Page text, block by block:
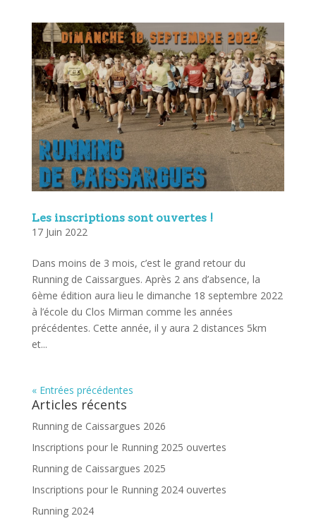
Les inscriptions sont ouvertes !
17 Juin 2022
Dans moins de 3 mois, c’est le grand retour du
Running de Caissargues. Après 2 ans d’absence, la
6ème édition aura lieu le dimanche 18 septembre 2022
à l’école du Clos Mirman comme les années
précédentes. Cette année, il y aura 2 distances 5km
et...
« Entrées précédentes
Articles récents
Running de Caissargues 2026
Inscriptions pour le Running 2025 ouvertes
Running de Caissargues 2025
Inscriptions pour le Running 2024 ouvertes
Running 2024